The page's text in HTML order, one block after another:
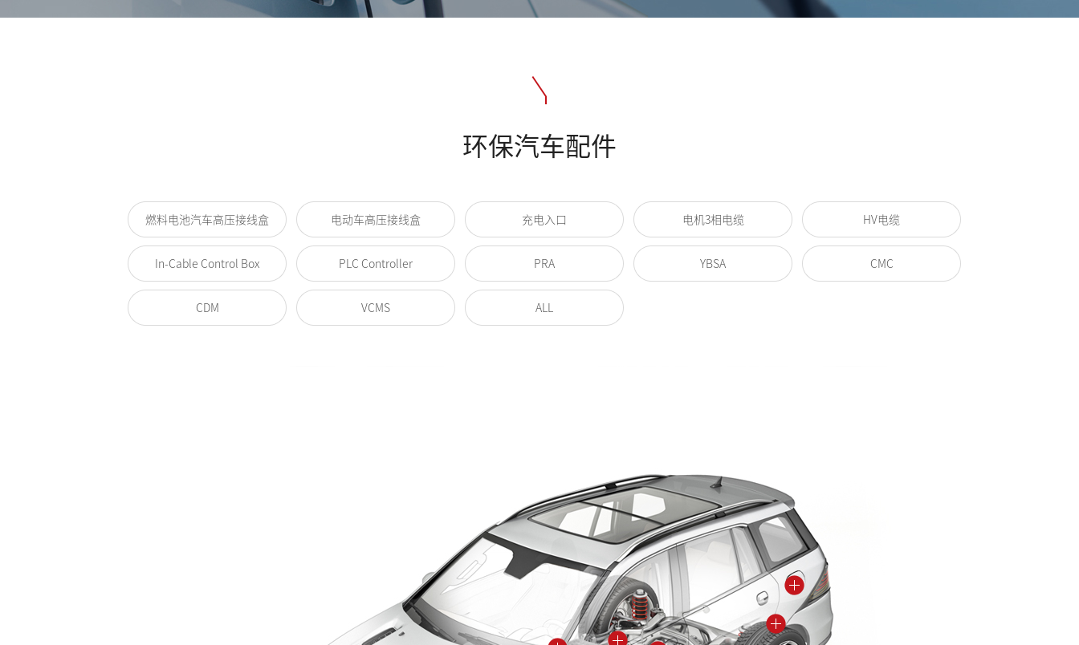
环保汽车配件
燃料电池汽车高压接线盒 电动车高压接线盒 充电入口 电机3相电缆 HV电缆
In-Cable Control Box PLC Controller PRA YBSA CMC
CDM VCMS ALL